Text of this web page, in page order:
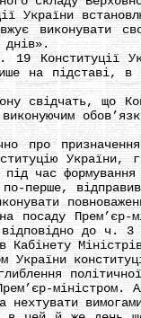
виконувати
днів».
на підставі,
свідчать, що
призначення
України,
час
посаду
відповідно до
Кабінету